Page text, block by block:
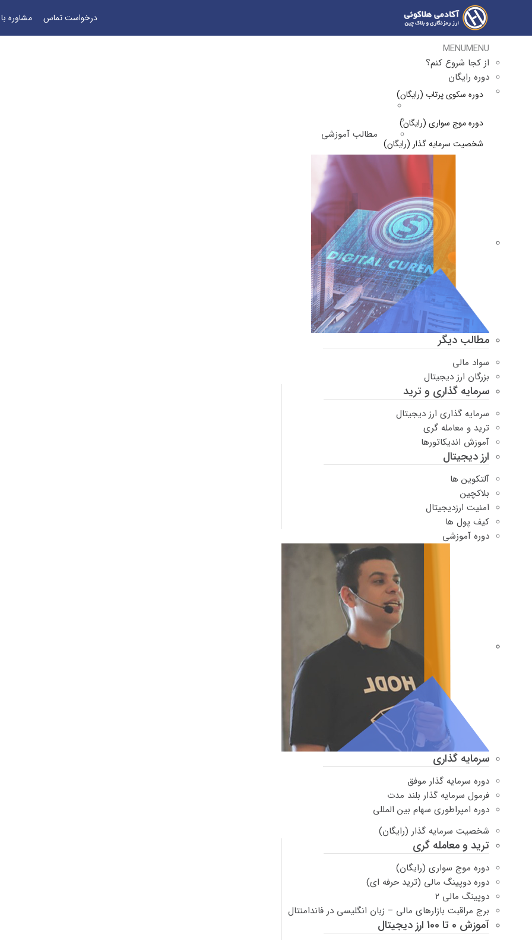
درخواست تماس مشاوره
MENUMENU
از کجا شروع کنم؟
دوره رایگان
دوره سکوی پرتاب (رایگان)
دوره موج سواری (رایگان)
شخصیت سرمایه گذار (رایگان)
مطالب آموزشی
مطالب دیگر
سواد مالی
بزرگان ارز دیجیتال
سرمایه گذاری و ترید
سرمایه گذاری ارز دیجیتال
ترید و معامله گری
آموزش اندیکاتورها
ارز دیجیتال
آلتکوین ها
بلاکچین
امنیت ارزدیجیتال
کیف پول ها
دوره‌ آموزشی
سرمایه گذاری
دوره سرمایه گذار موفق
فرمول سرمایه گذار بلند مدت
دوره امپراطوری سهام بین المللی
شخصیت سرمایه گذار (رایگان)
ترید و معامله گری
دوره موج سواری (رایگان)
دوره دوپینگ مالی (ترید حرفه ای)
دوپینگ مالی ۲
برج مراقبت بازارهای مالی – زبان انگلیسی در فاندامنتال
آموزش 0 تا 100 ارز دیجیتال